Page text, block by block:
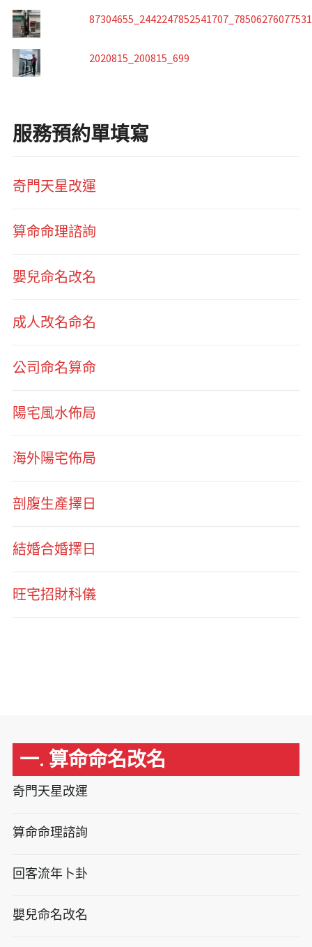
2020815_200815_699
服務預約單填寫
奇門天星改運
算命命理諮詢
嬰兒命名改名
成人改名命名
公司命名算命
陽宅風水佈局
海外陽宅佈局
剖腹生產擇日
結婚合婚擇日
旺宅招財科儀
一. 算命命名改名
奇門天星改運
算命命理諮詢
回客流年卜卦
嬰兒命名改名